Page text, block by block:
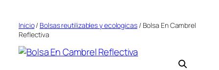
Inicio/ Bolsas reutilizables y ecologicas/ Bolsa En Cambrel
Reflectiva